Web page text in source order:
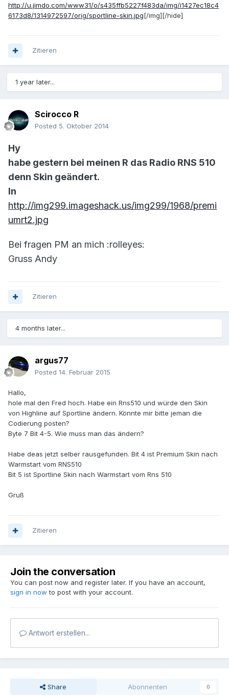
http://u.jimdo.com/www31/o/s435ffb5227f483da/img/i1427ec18c4
6173d8/1314972597/orig/sportline-skin.jpg[/img][/hide]
Zitieren
1 year later...
Scirocco R
Posted 5. Oktober 2014
Hy
habe gestern bei meinen R das Radio RNS 510
denn Skin geändert.
In
http://img299.imageshack.us/img299/1968/premi
umrt2.jpg
Bei fragen PM an mich :rolleyes:
Gruss Andy
Zitieren
4 months later...
argus77
Posted 14. Februar 2015
Hallo,
hole mal den Fred hoch. Habe ein Rns510 und würde den Skin
von Highline auf Sportline ändern. Könnte mir bitte jeman die
Codierung posten?
Byte 7 Bit 4-5. Wie muss man das ändern?
Habe deas jetzt selber rausgefunden. Bit 4 ist Premium Skin nach
Warmstart vom RNS510
Bit 5 ist Sportline Skin nach Warmstart vom Rns 510
Gruß
Zitieren
Join the conversation
You can post now and register later. If you have an account,
sign in now to post with your account.
Antwort erstellen...
Share Abonnenten 0